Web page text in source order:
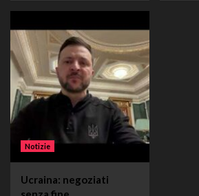
Notizie
Ucraina: negoziati